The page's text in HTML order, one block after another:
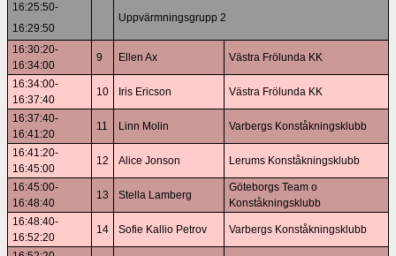
16:25:50-
16:29:50
Uppvärmningsgrupp 2
16:30:20-
16:34:00
9 Ellen Ax Västra Frölunda KK
16:34:00-
16:37:40
10 Iris Ericson Västra Frölunda KK
16:37:40-
16:41:20
11 Linn Molin Varbergs Konståkningsklubb
16:41:20-
16:45:00
12 Alice Jonson Lerums Konståkningsklubb
16:45:00-
16:48:40
13 Stella Lamberg
Göteborgs Team o
Konståkningsklubb
16:48:40-
16:52:20
14 Sofie Kallio Petrov Varbergs Konståkningsklubb